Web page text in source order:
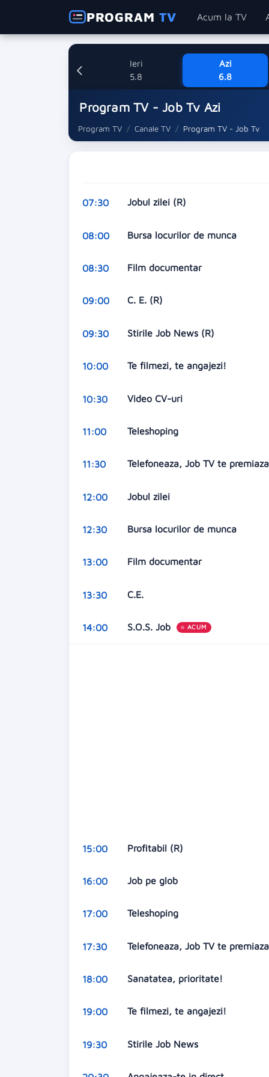
PROGRAMTV Acum la TV
Ieri
5.8
Azi
6.8
Program TV - Job Tv Azi
Program TV Canale TV Program TV - Job Tv
07:30 Jobul zilei (R)
08:00 Bursa locurilor de munca
08:30 Film documentar
09:00 C. E. (R)
09:30 Stirile Job News (R)
10:00 Te filmezi, te angajezi!
10:30 Video CV-uri
11:00 Teleshoping
11:30 Telefoneaza, Job TV te
12:00 Jobul zilei
12:30 Bursa locurilor de munca
13:00 Film documentar
13:30 C.E.
14:00 S.O.S. Job ACUM
15:00 Profitabil (R)
16:00 Job pe glob
17:00 Teleshoping
17:30 Telefoneaza, Job TV te
18:00 Sanatatea, prioritate!
19:00 Te filmezi, te angajezi!
19:30 Stirile Job News